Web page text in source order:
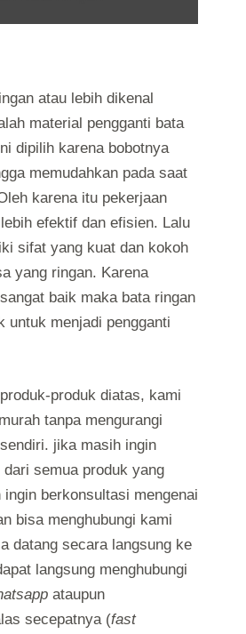
atau lebih dikenal
material pengganti bata
dipilih karena bobotnya
memudahkan pada saat
karena itu pekerjaan
efektif dan efisien. Lalu
sifat yang kuat dan kokoh
yang ringan. Karena
baik maka bata ringan
untuk menjadi pengganti
produk diatas, kami
tanpa mengurangi
jika masih ingin
semua produk yang
berkonsultasi mengenai
bisa menghubungi kami
datang secara langsung ke
langsung menghubungi
ataupun
secepatnya (fast